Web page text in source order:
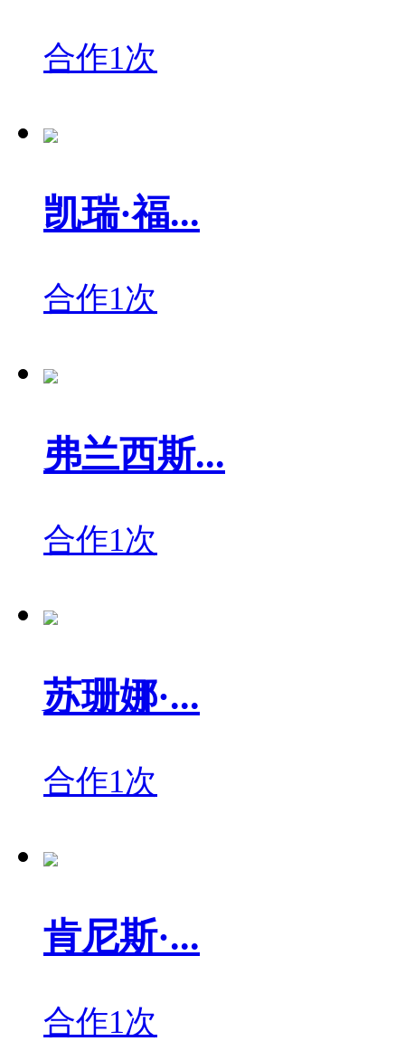
合作1次
凯瑞·福...
合作1次
弗兰西斯...
合作1次
苏珊娜·...
合作1次
肯尼斯·...
合作1次